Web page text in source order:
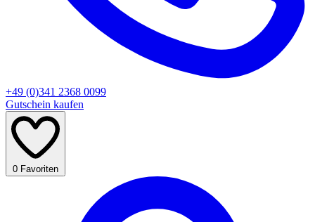
+49 (0)341 2368 0099
Gutschein kaufen
0 Favoriten